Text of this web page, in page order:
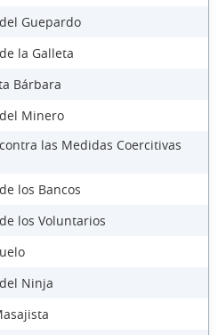
Guepardo
la Galleta
Bárbara
Minero
las Medidas Coercitivas
los Bancos
los Voluntarios
Ninja